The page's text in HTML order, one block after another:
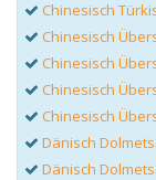
Chinesisch
Chinesisch
Chinesisch
Chinesisch
Chinesisch
Dänisch
Dänisch